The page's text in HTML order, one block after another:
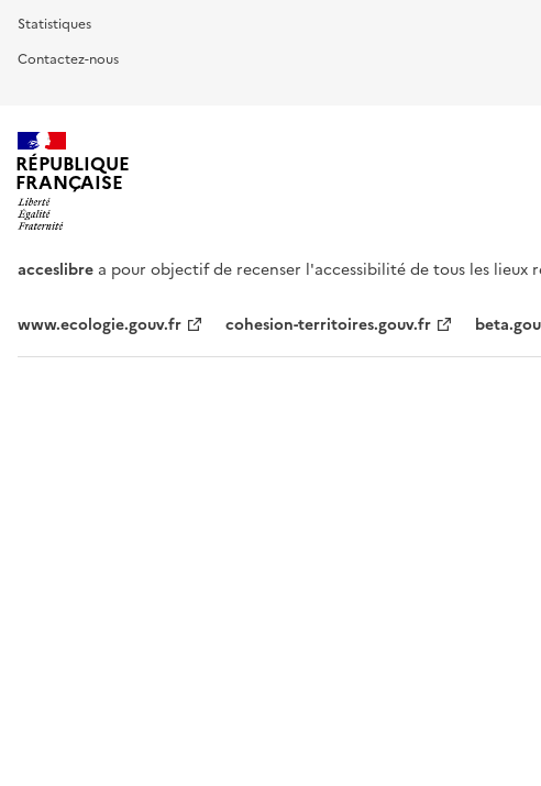
Statistiques
Contactez-nous
RÉPUBLIQUE
FRANÇAISE
acceslibre a pour objectif de recenser l'accessibilité de tous les
www.ecologie.gouv.fr cohesion-territoires.gouv.fr